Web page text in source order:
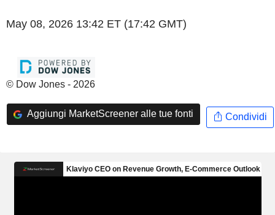
May 08, 2026 13:42 ET (17:42 GMT)
© Dow Jones - 2026
Aggiungi MarketScreener alle tue fonti Condividi